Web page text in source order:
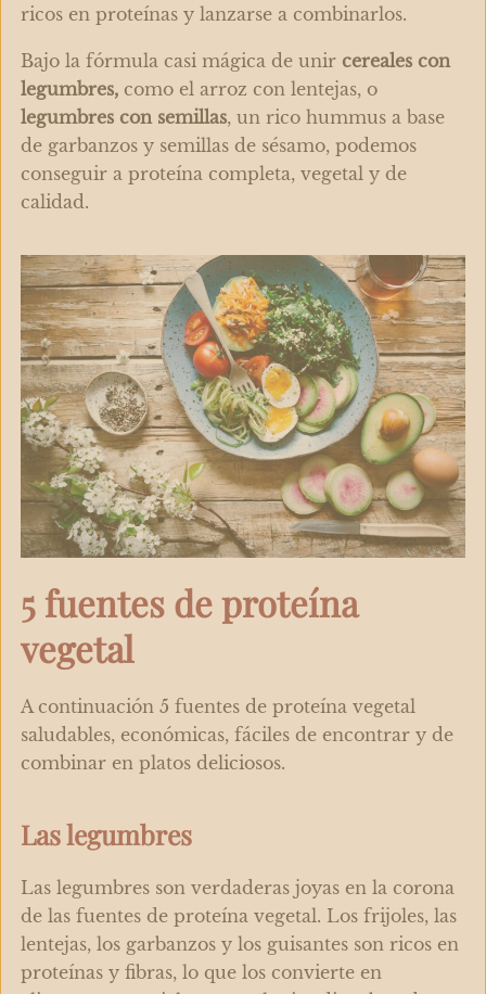
ricos en proteínas y lanzarse a combinarlos.
Bajo la fórmula casi mágica de unir cereales con
legumbres,como el arroz con lentejas, o
legumbres con semillas, un rico hummus a base
de garbanzos y semillas de sésamo, podemos
conseguir a proteína completa, vegetal y de
calidad.
5 fuentes de proteína
vegetal
A continuación 5 fuentes de proteína vegetal
saludables, económicas, fáciles de encontrar y de
combinar en platos deliciosos.
Las legumbres
Las legumbres son verdaderas joyas en la corona
de las fuentes de proteína vegetal. Los frijoles, las
lentejas, los garbanzos y los guisantes son ricos en
proteínas y fibras, lo que los convierte en